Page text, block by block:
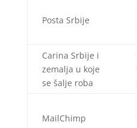
Posta Srbije
Carina Srbije i
zemalja u koje
se šalje roba
MailChimp